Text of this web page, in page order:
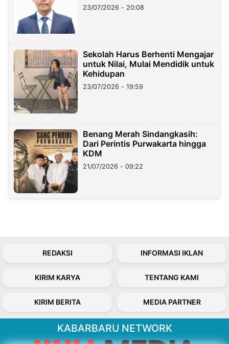
23/07/2026 - 20:08
Sekolah Harus Berhenti Mengajar
untuk Nilai, Mulai Mendidik untuk
Kehidupan
23/07/2026 - 19:59
Benang Merah Sindangkasih:
Dari Perintis Purwakarta hingga
KDM
21/07/2026 - 09:22
REDAKSI INFORMASI IKLAN
KIRIM KARYA TENTANG KAMI
KIRIM BERITA MEDIA PARTNER
KABARBARU NETWORK